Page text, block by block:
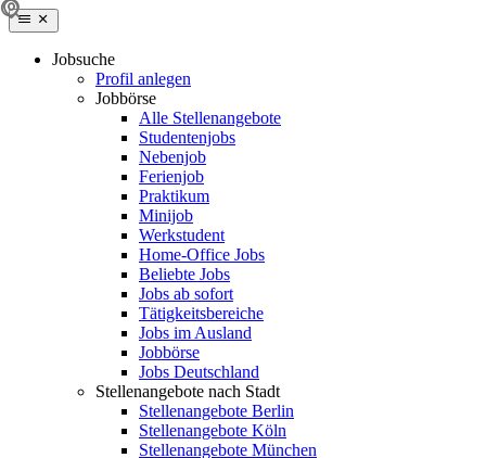
Jobsuche
Profil anlegen
Jobbörse
Alle Stellenangebote
Studentenjobs
Nebenjob
Ferienjob
Praktikum
Minijob
Werkstudent
Home-Office Jobs
Beliebte Jobs
Jobs ab sofort
Tätigkeitsbereiche
Jobs im Ausland
Jobbörse
Jobs Deutschland
Stellenangebote nach Stadt
Stellenangebote Berlin
Stellenangebote Köln
Stellenangebote München